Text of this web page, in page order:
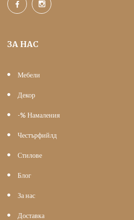
ЗА НАС
Мебели
Декор
-% Намаления
Честърфийлд
Стилове
Блог
За нас
Доставка